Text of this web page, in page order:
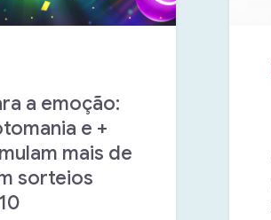
a emoção:
e +
mais de
sorteios